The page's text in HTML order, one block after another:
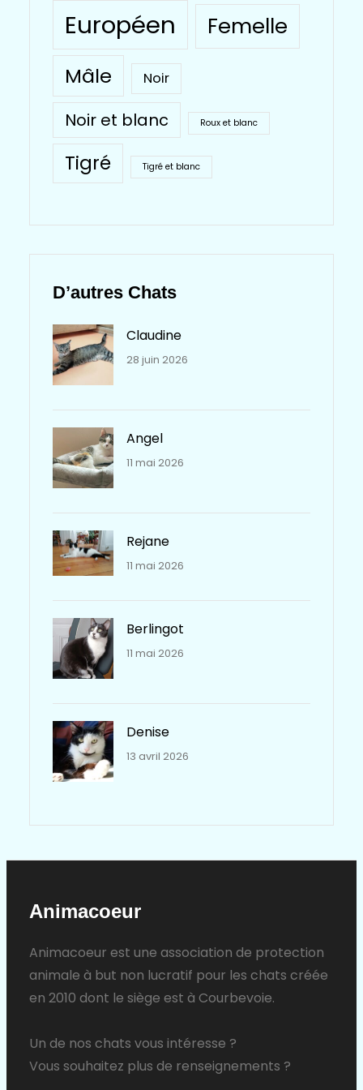
Européen Femelle
Mâle Noir
Noir et blanc Roux et blanc
Tigré Tigré et blanc
D’autres Chats
Claudine
28 juin 2026
Angel
11 mai 2026
Rejane
11 mai 2026
Berlingot
11 mai 2026
Denise
13 avril 2026
Animacoeur
Animacoeur est une association de protection
animale à but non lucratif pour les chats créée
en 2010 dont le siège est à Courbevoie.
Un de nos chats vous intéresse ?
Vous souhaitez plus de renseignements ?